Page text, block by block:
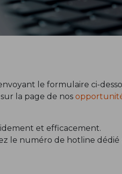
le formulaire ci-
la page de nos
et efficacement.
le numéro de hotline